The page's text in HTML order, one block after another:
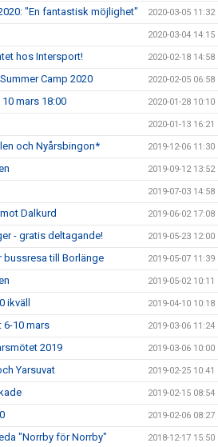
"En fantastisk möjlighet" 2020-03-05 11:32
2020-03-04 14:15
hos Intersport! 2020-02-18 14:58
Camp 2020 2020-02-05 06:58
mars 18:00 2020-01-28 10:10
2020-01-13 16:21
och Nyårsbingon* 2019-12-06 11:30
2019-09-12 13:52
2019-07-03 14:58
Dalkurd 2019-06-02 17:08
- gratis deltagande! 2019-05-23 12:00
bussresa till Borlänge 2019-05-07 11:39
2019-05-02 10:11
ikväll 2019-04-10 10:18
6-10 mars 2019-03-06 11:24
2019 2019-03-06 10:00
Yarsuvat 2019-02-25 10:41
2019-02-15 08:54
2019-02-06 08:27
"Norrby för Norrby" 2018-12-17 15:50